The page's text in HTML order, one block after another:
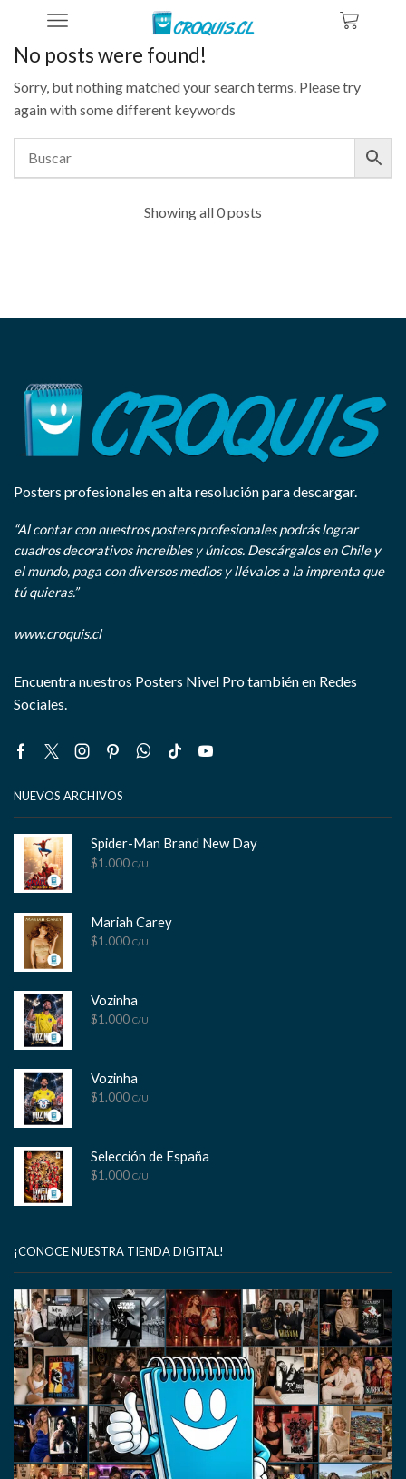
No posts were found!
Sorry, but nothing matched your search terms. Please try
again with some different keywords
Showing all 0 posts
Posters profesionales en alta resolución para descargar.
“Al contar con nuestros posters profesionales podrás lograr
cuadros decorativos increíbles y únicos. Descárgalos en Chile y
el mundo, paga con diversos medios y llévalos a la imprenta que
tú quieras.”
www.croquis.cl
Encuentra nuestros Posters Nivel Pro también en Redes
Sociales.
Facebook
TwitterInstagram
PinterestWhatsapp
Tik- Youtube
NUEVOS ARCHIVOS
Spider-Man Brand New Day
$1.000 C/U
Mariah Carey
$1.000 C/U
Vozinha
$1.000 C/U
Vozinha
$1.000 C/U
Selección de España
$1.000 C/U
¡CONOCE NUESTRA TIENDA DIGITAL!